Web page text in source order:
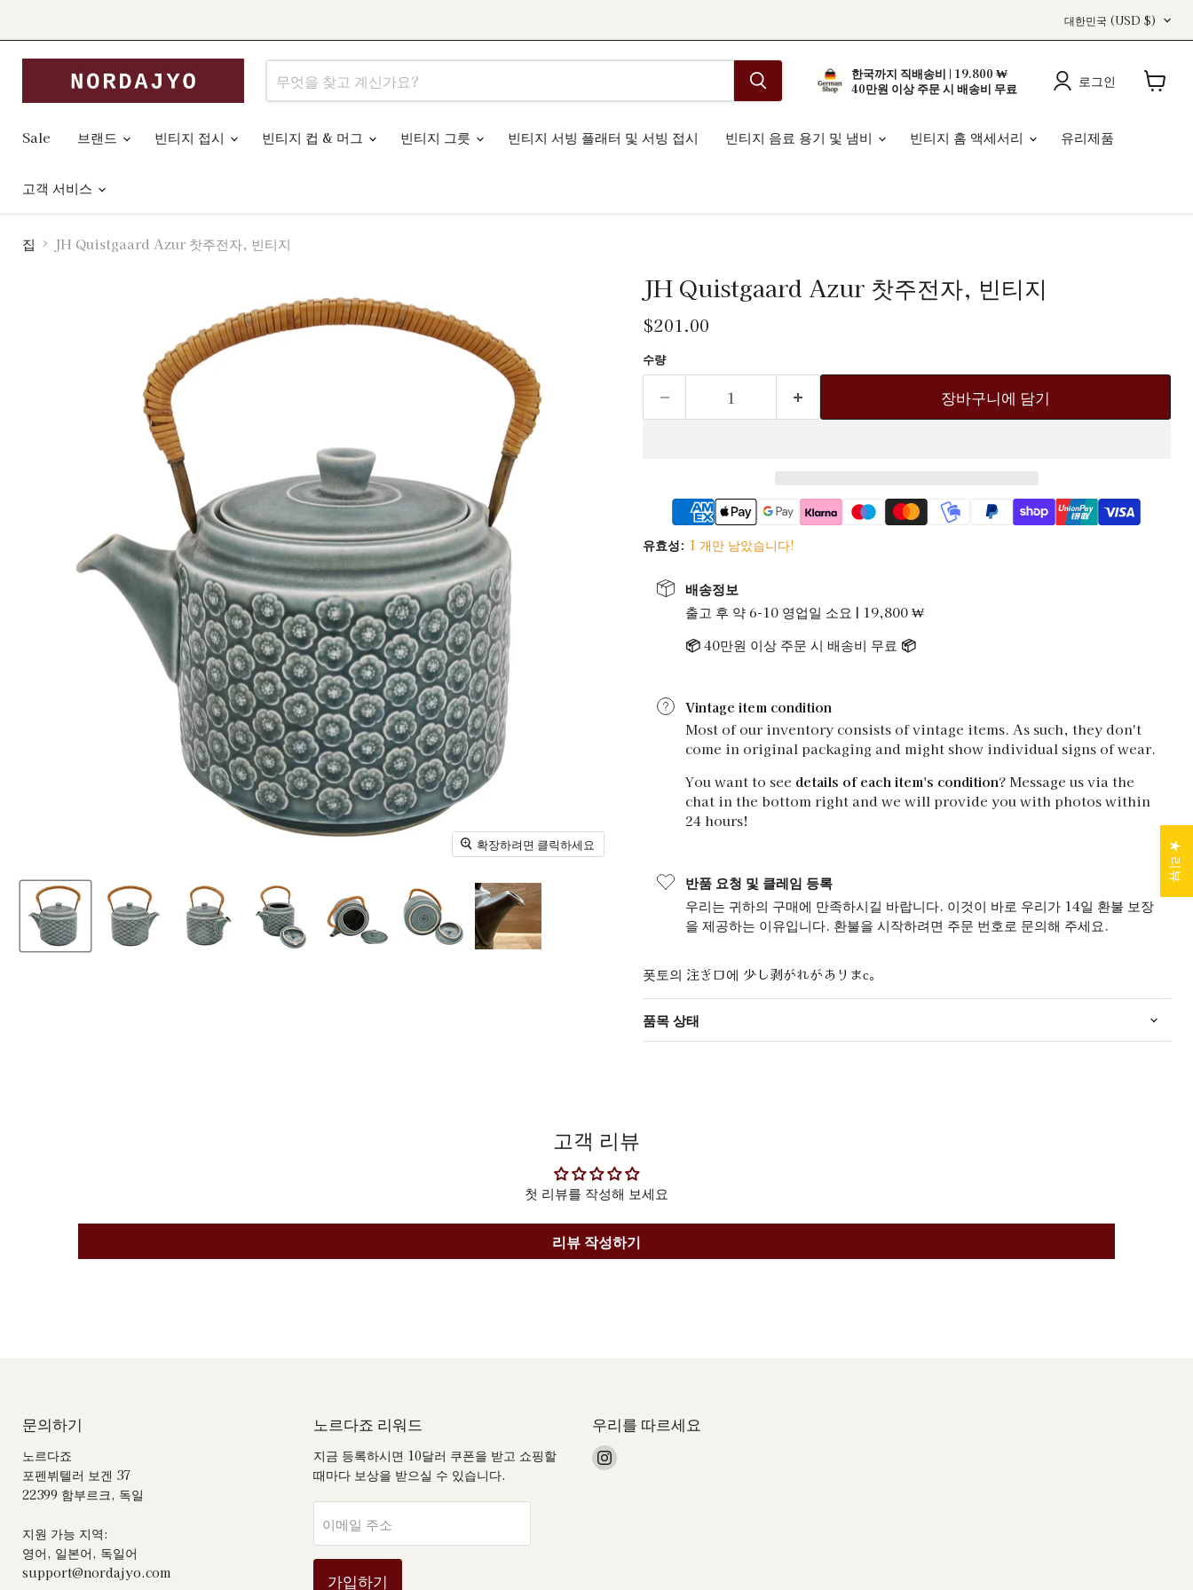
국
가
대한민국 (USD $)
한국까지 직배송비 | 19.800 ₩
40만원 이상 주문 시 배송비 무료
로그인
Sale 브랜드 빈티지 접시 빈티지 컵 & 머그 빈티지 그릇 빈티지 서빙 플래터 및 서빙 접시 빈티지 음료 용기 및 냄비 빈티지 홈 액세서리 유리제품
고객 서비스
집 JH Quistgaard Azur 찻주전자, 빈티지
확장하려면 클릭하세요
JH Quistgaard Azur 찻주전자, 빈티지
현재 가격
$201.00
수량
장바구니에 담기
유효성: 1 개만 남았습니다!
배송정보
출고 후 약 6-10 영업일 소요 | 19,800 ₩
📦40만원 이상 주문 시 배송비 무료 📦
Vintage item condition
Most of our inventory consists of vintage items. As such, they don't
come in original packaging and might show individual signs of wear.
You want to see details of each item's condition? Message us via the
chat in the bottom right and we will provide you with photos within
24 hours!
반품 요청 및 클레임 등록
우리는 귀하의 구매에 만족하시길 바랍니다. 이것이 바로 우리가 14일 환불 보장
을 제공하는 이유입니다. 환불을 시작하려면 주문 번호로 문의해 주세요.
폿토의 注ぎ口에 少し剥がれがありまс。
품목 상태
고객 리뷰
첫 리뷰를 작성해 보세요
리뷰 작성하기
문의하기
노르다죠
포펜뷔텔러 보겐 37
22399 함부르크, 독일
지원 가능 지역:
영어, 일본어, 독일어
support@nordajyo.com
노르다죠 리워드
지금 등록하시면 10달러 쿠폰을 받고 쇼핑할
때마다 보상을 받으실 수 있습니다.
이메일 주소
가입하기
우리를 따르세요
Instagram
★ 리뷰
good